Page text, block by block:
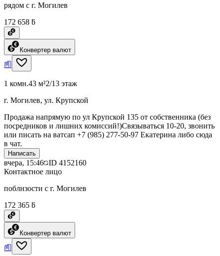
рядом с г. Могилев
172 658 ƃ
Конвертер валют
1 комн.43 м²2/13 этаж
г. Могилев, ул. Крупской
Продажа напрямую по ул Крупской 135 от собственника (без
посредников и лишних комиссий!)Связываться 10-20, звонить
или писать на ватсап +7 (985) 277-50-97 Екатерина либо сюда
в чат.
Написать
вчера, 15:46 ID 4152160
Контактное лицо
поблизости с г. Могилев
172 365 ƃ
Конвертер валют